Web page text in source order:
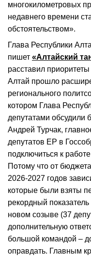
многокилометровых
недавнего времени
обстоятельством».
Глава Республики
пишет «Алтайский
расставил
Алтай прошло
регионального
котором Глава
депутатами обсудили
Андрей Турчак,
депутатов ЕР в
подключиться к
Потому что от
2026-2027 годов
которые были взяты
рекордный
новом созыве (37
дополнительную
большой командой –
оправдать. Главным